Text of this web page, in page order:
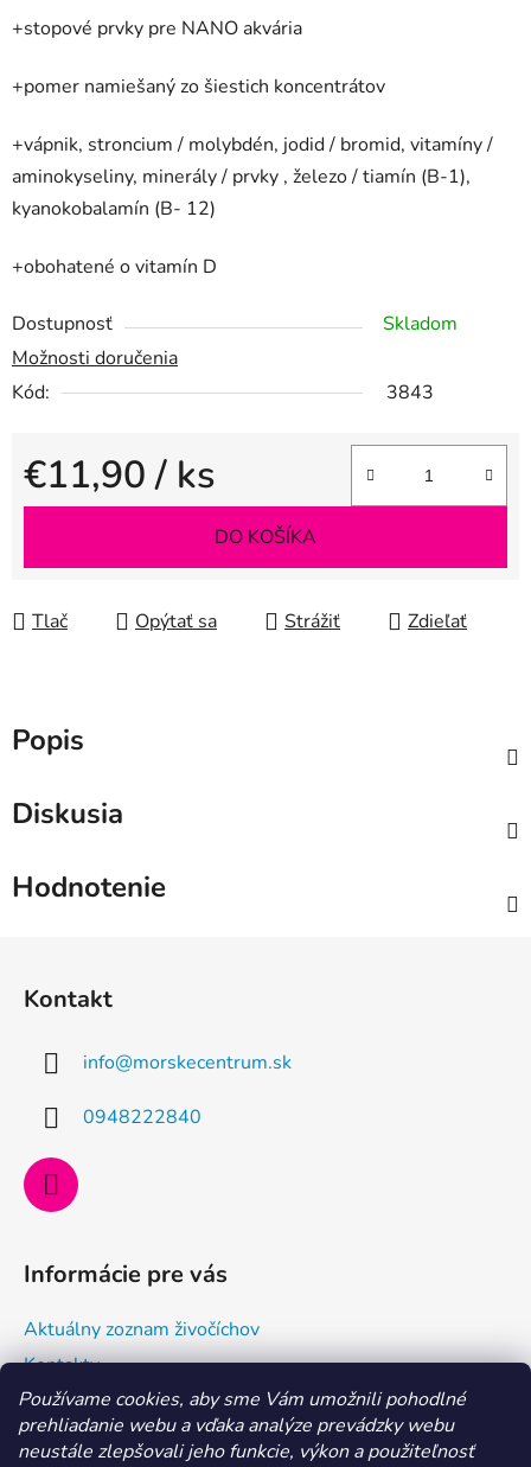
Používame cookies, aby sme Vám umožnili pohodlné
prehliadanie webu a vďaka analýze prevádzky webu
neustále zlepšovali jeho funkcie, výkon a použiteľnosť
+stopové prvky pre NANO akvária
+pomer namiešaný zo šiestich koncentrátov
+vápnik, stroncium / molybdén, jodid / bromid, vitamíny /
aminokyseliny, minerály / prvky , železo / tiamín (B-1),
kyanokobalamín (B- 12)
+obohatené o vitamín D
Dostupnosť
Skladom
Možnosti doručenia
Kód:
3843
€11,90/ ks
Jednotková cena:
DO KOŠÍKA
Tlač Opýtať sa Strážiť Zdieľať
Popis
Diskusia
Hodnotenie
Kontakt
info@morskecentrum.sk
0948222840
Informácie pre vás
Aktuálny zoznam živočíchov
Kontakty
Doprava a ako nakupovať
Všeobecné obchodné podmienky a dodacie podmienky